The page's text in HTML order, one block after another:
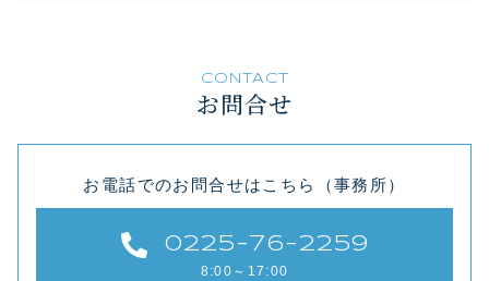
CONTACT
お問合せ
お電話でのお問合せはこちら（事務所）
0225-76-2259
8:00～17:00